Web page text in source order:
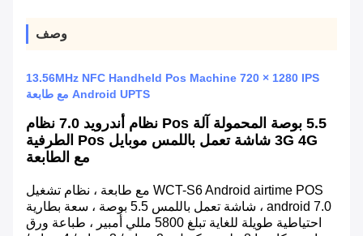
وصف
13.56MHz NFC Handheld Pos Machine 720 × 1280 IPS
Android UPTS مع طابعة
5.5 بوصة المحمولة آلة Pos نظام أندرويد 7.0 نظام
3G 4G شاشة تعمل باللمس موبايل Pos الطرفية
مع الطابعة
WCT-S6 Android airtime POS مع طابعة ، نظام تشغيل
android 7.0 ، شاشة تعمل باللمس 5.5 بوصة ، سعة بطارية
احتياطية طويلة للغاية تبلغ 5800 مللي أمبير ، طباعة ورق